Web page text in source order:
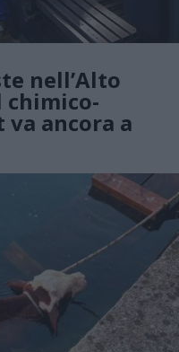
nell’Alto
chimico-
va ancora a